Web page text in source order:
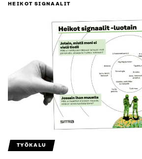
HEIKOT SIGNAALIT
TYÖKALU